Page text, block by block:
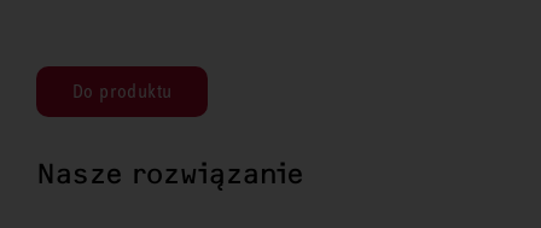
Do produktu
Nasze rozwiązanie